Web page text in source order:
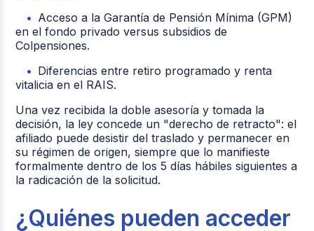
Acceso a la Garantía de Pensión Mínima (GPM)
en el fondo privado versus subsidios de
Colpensiones.
Diferencias entre retiro programado y renta
vitalicia en el RAIS.
Una vez recibida la doble asesoría y tomada la
decisión, la ley concede un "derecho de retracto": el
afiliado puede desistir del traslado y permanecer en
su régimen de origen, siempre que lo manifieste
formalmente dentro de los 5 días hábiles siguientes a
la radicación de la solicitud.
¿Quiénes pueden acceder